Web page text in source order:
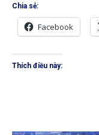
Chia sẻ:
Facebook
Thích điều này: